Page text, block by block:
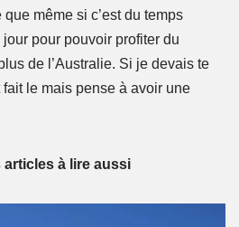
même si c’est du temps
jour pour pouvoir profiter du
de l’Australie. Si je devais te
le mais pense à avoir une
articles à lire aussi